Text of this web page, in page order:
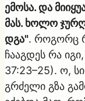
ემოსა. და
მას. ხოლო
დგა". როგორც
ჩააგდეს რა იგი,
37:23–25). ო,
გრძელი გზა